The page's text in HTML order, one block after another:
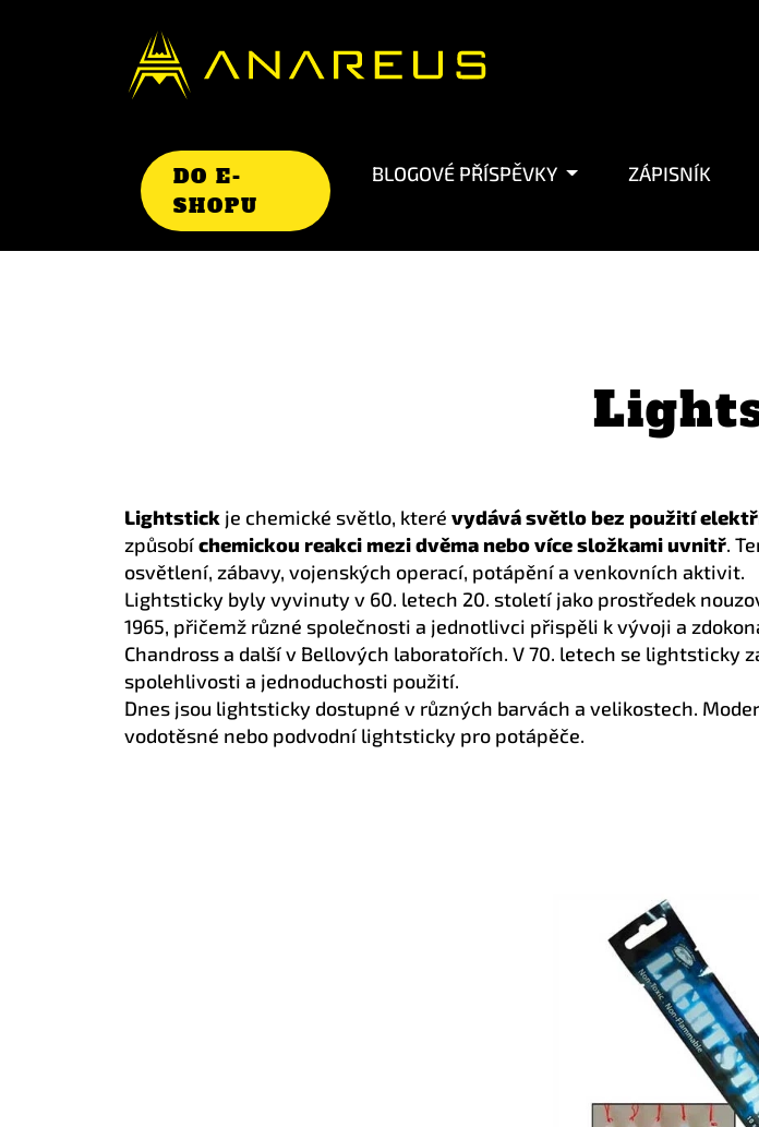
DO E-
SHOPU
BLOGOVÉ PŘÍSPĚVKY ZÁPISNÍK
Lightstick je chemické světlo, které vydává světlo bez použití
způsobíchemickou reakci mezi dvěma nebo více složkami uvnitř.
osvětlení, zábavy, vojenských operací, potápění a venkovních aktivit.
Lightsticky byly vyvinuty v 60. letech 20. století jako prostředek
1965, přičemž různé společnosti a jednotlivci přispěli k vývoji a
Chandross a další v Bellových laboratořích. V 70. letech se
spolehlivosti a jednoduchosti použití.
Dnes jsou lightsticky dostupné v různých barvách a velikostech.
vodotěsné nebo podvodní lightsticky pro potápěče.